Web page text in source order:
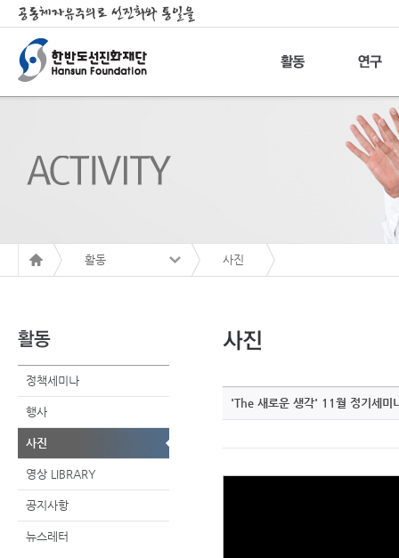
활동 사진
정책세미나
행사
사진
영상 LIBRARY
공지사항
뉴스레터
'The 새로운 생각' 11월 정기세